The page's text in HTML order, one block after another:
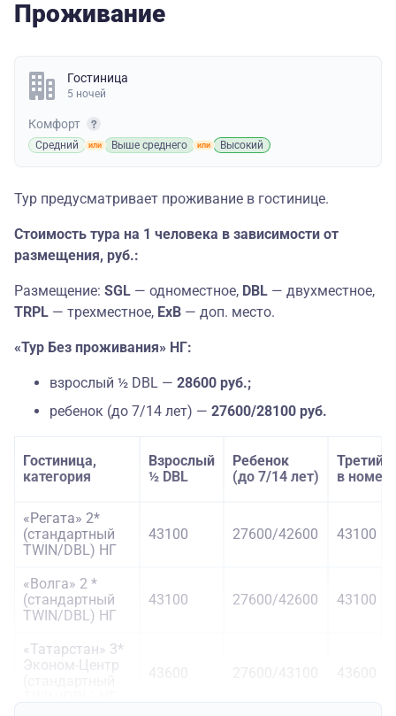
Проживание
Гостиница
5 ночей
Комфорт
Средний Выше среднего Высокий
Тур предусматривает проживание в гостинице.
Стоимость тура на 1 человека в зависимости от
размещения, руб.:
Размещение: SGL — одноместное, DBL — двухместное,
TRPL — трехместное, ExB — доп. место.
«Тур Без проживания» НГ:
взрослый ½ DBL — 28600 руб.;
ребенок (до 7/14 лет) — 27600/28100 руб.
Гостиница,
категория
Взрослый
½ DBL
Ребенок
(до 7/14 лет)
Третий
в
«Регата» 2*
(стандартный
TWIN/DBL) НГ
43100 27600/42600 43100
«Волга» 2 *
(стандартный
TWIN/DBL) НГ
43100 27600/42600 43100
«Татарстан» 3*
Эконом-Центр